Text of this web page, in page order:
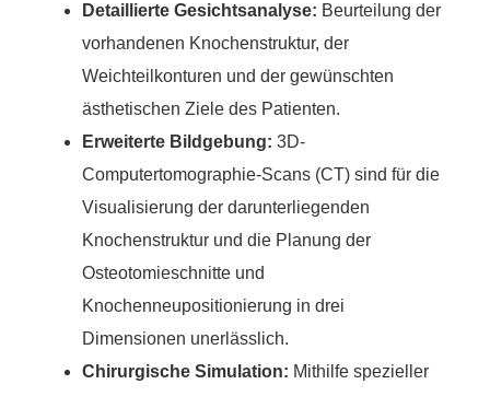
Detaillierte Gesichtsanalyse: Beurteilung der
vorhandenen Knochenstruktur, der
Weichteilkonturen und der gewünschten
ästhetischen Ziele des Patienten.
Erweiterte Bildgebung: 3D-
Computertomographie-Scans (CT) sind für die
Visualisierung der darunterliegenden
Knochenstruktur und die Planung der
Osteotomieschnitte und
Knochenneupositionierung in drei
Dimensionen unerlässlich.
Chirurgische Simulation: Mithilfe spezieller